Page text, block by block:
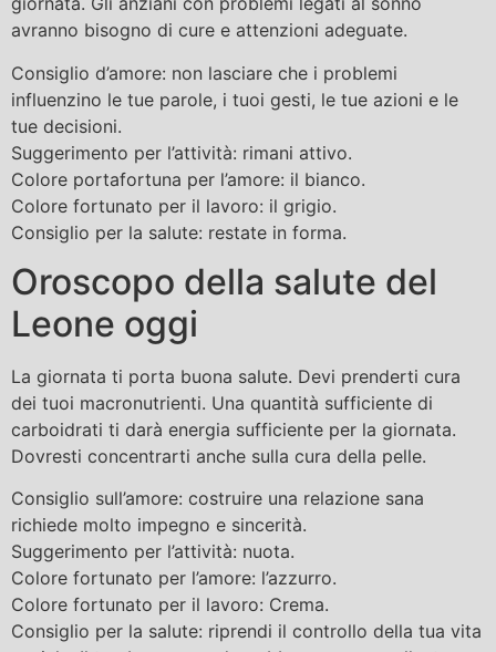
avranno bisogno di cure e attenzioni adeguate.
Consiglio d’amore: non lasciare che i problemi
influenzino le tue parole, i tuoi gesti, le tue azioni e le
tue decisioni.
Suggerimento per l’attività: rimani attivo.
Colore portafortuna per l’amore: il bianco.
Colore fortunato per il lavoro: il grigio.
Consiglio per la salute: restate in forma.
Oroscopo della salute del
Leone oggi
La giornata ti porta buona salute. Devi prenderti cura
dei tuoi macronutrienti. Una quantità sufficiente di
carboidrati ti darà energia sufficiente per la giornata.
Dovresti concentrarti anche sulla cura della pelle.
Consiglio sull’amore: costruire una relazione sana
richiede molto impegno e sincerità.
Suggerimento per l’attività: nuota.
Colore fortunato per l’amore: l’azzurro.
Colore fortunato per il lavoro: Crema.
Consiglio per la salute: riprendi il controllo della tua vita